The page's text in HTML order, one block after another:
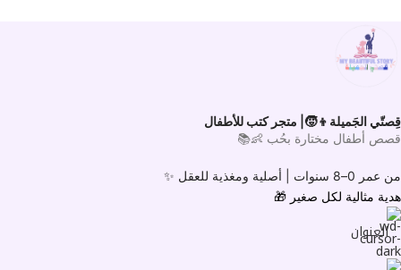
قِصتّي الجَميلة👦🧒| متجر كتب للأطفال
قصص أطفال مختارة بحُب 👶📚
من عمر 0–8 سنوات |
أصلية ومغذية للعقل ✨
هدية مثالية لكل صغير 🎁
العنوان